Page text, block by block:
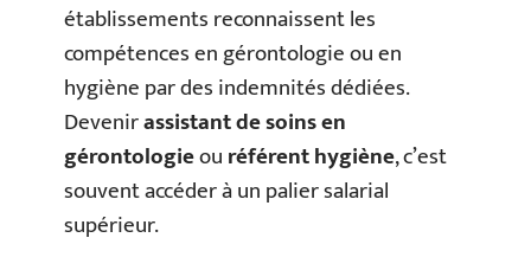
établissements reconnaissent les
compétences en gérontologie ou en
hygiène par des indemnités dédiées.
Devenirassistant de soins en
gérontologieouréférent hygiène, c’est
souvent accéder à un palier salarial
supérieur.